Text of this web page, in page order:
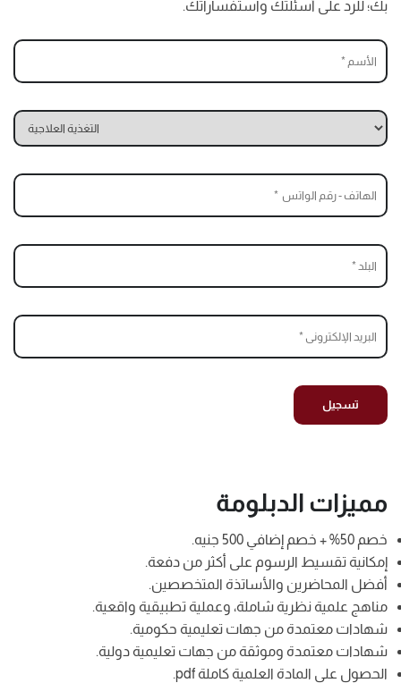
بك؛ للرد على أسئلتك واستفساراتك.
مميزات الدبلومة
خصم 50% + خصم إضافي 500 جنيه.
إمكانية تقسيط الرسوم على أكثر من دفعة.
أفضل المحاضرين والأساتذة المتخصصين.
مناهج علمية نظرية شاملة، وعملية تطبيقية واقعية.
شهادات معتمدة من جهات تعليمية حكومية.
شهادات معتمدة وموثقة من جهات تعليمية دولية.
الحصول على المادة العلمية كاملة pdf.